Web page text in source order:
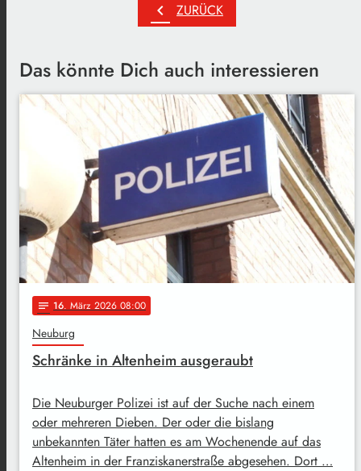
chevron_left ZURÜCK
Das könnte Dich auch interessieren
notes 16. März 2026 08:00
Neuburg
Schränke in Altenheim ausgeraubt
Die Neuburger Polizei ist auf der Suche nach einem
oder mehreren Dieben. Der oder die bislang
unbekannten Täter hatten es am Wochenende auf das
Altenheim in der Franziskanerstraße abgesehen. Dort …